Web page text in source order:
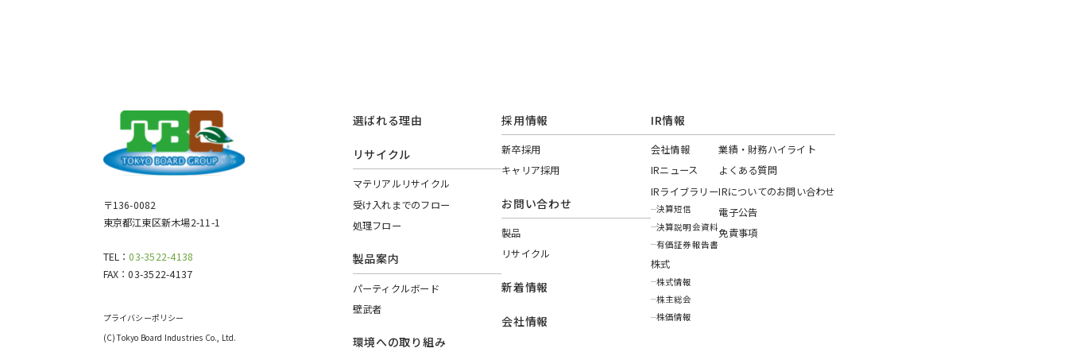
〒136-0082
東京都江東区新木場2-11-1
TEL：03-3522-4138
FAX：03-3522-4137
プライバシーポリシー
(C) Tokyo Board Industries Co., Ltd.
選ばれる理由
リサイクル
マテリアルリサイクル
受け入れまでのフロー
処理フロー
製品案内
パーティクルボード
壁武者
環境への取り組み
採用情報
新卒採用
キャリア採用
お問い合わせ
製品
リサイクル
新着情報
会社情報
IR情報
会社情報
IRニュース
IRライブラリー
決算短信
決算説明会資料
有価証券報告書
株式
株式情報
株主総会
株価情報
業績・財務ハイライト
よくある質問
IRについてのお問い合わせ
電子公告
免責事項